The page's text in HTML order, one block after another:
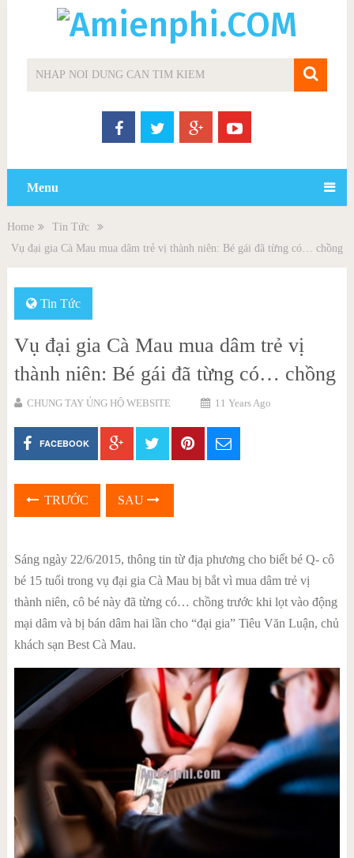
Menu
Home
Tin Tức
Vụ đại gia Cà Mau mua dâm trẻ vị thành niên: Bé gái đã từng có… chồng
Tin Tức
Vụ đại gia Cà Mau mua dâm trẻ vị
thành niên: Bé gái đã từng có… chồng
CHUNG TAY ỦNG HỘ WEBSITE 11 Years Ago
FACEBOOK
TRƯỚC SAU
Sáng ngày 22/6/2015, thông tin từ địa phương cho biết bé Q- cô
bé 15 tuổi trong vụ đại gia Cà Mau bị bắt vì mua dâm trẻ vị
thành niên, cô bé này đã từng có… chồng trước khi lọt vào động
mại dâm và bị bán dâm hai lần cho “đại gia” Tiêu Văn Luận, chủ
khách sạn Best Cà Mau.